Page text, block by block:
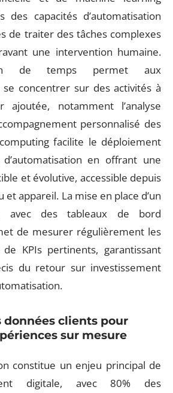
des capacités d’automatisation
de traiter des tâches complexes
une intervention humaine.
de temps permet aux
concentrer sur des activités à
notamment l’analyse
personnalisé des
facilite le déploiement
en offrant une
et évolutive, accessible depuis
et appareil. La mise en place d’un
avec des tableaux de bord
de mesurer régulièrement les
KPIs pertinents, garantissant
du retour sur investissement
données clients pour
sur mesure
constitue un enjeu principal de
digitale, avec 80% des